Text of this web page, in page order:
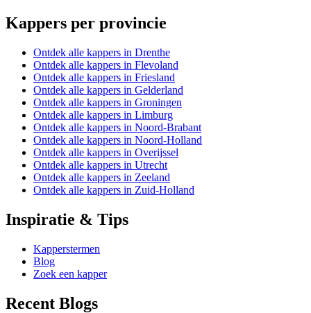
Kappers per provincie
Ontdek alle kappers in Drenthe
Ontdek alle kappers in Flevoland
Ontdek alle kappers in Friesland
Ontdek alle kappers in Gelderland
Ontdek alle kappers in Groningen
Ontdek alle kappers in Limburg
Ontdek alle kappers in Noord-Brabant
Ontdek alle kappers in Noord-Holland
Ontdek alle kappers in Overijssel
Ontdek alle kappers in Utrecht
Ontdek alle kappers in Zeeland
Ontdek alle kappers in Zuid-Holland
Inspiratie & Tips
Kapperstermen
Blog
Zoek een kapper
Recent Blogs